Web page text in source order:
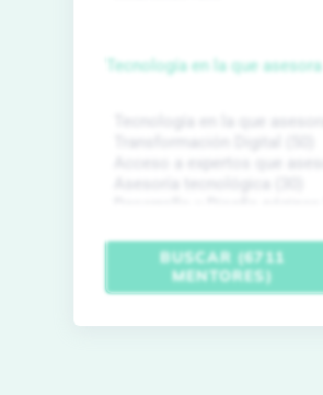
Tecnología en la que asesora
BUSCAR (6711
MENTORES)